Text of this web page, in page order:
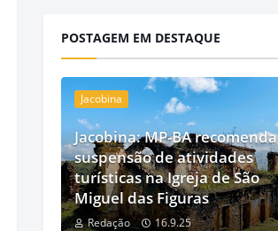
POSTAGEM EM DESTAQUE
Jacobina
Jacobina: MP-BA recomenda
suspensão de atividades
turísticas na Igreja de São
Miguel das Figuras
Redação 16.9.25